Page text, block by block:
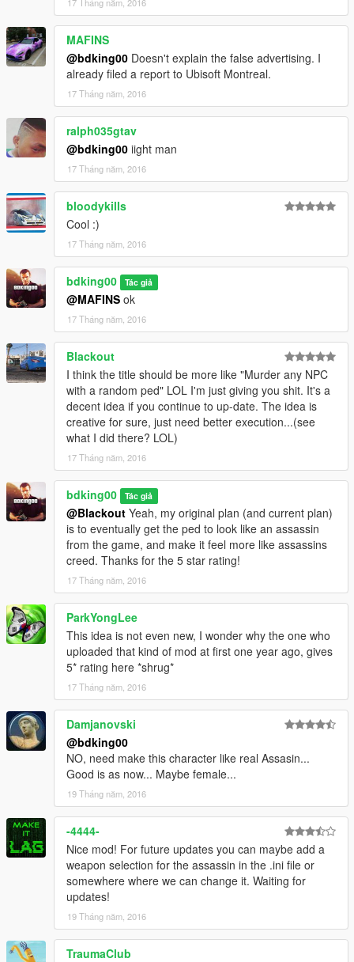
MAFINS
@bdking00 Doesn't explain the false advertising. I
already filed a report to Ubisoft Montreal.
17 Tháng năm, 2016
ralph035gtav
@bdking00 iight man
17 Tháng năm, 2016
bloodykills
Cool :)
17 Tháng năm, 2016
bdking00 Tác giả
@MAFINS ok
17 Tháng năm, 2016
Blackout
I think the title should be more like "Murder any NPC
with a random ped" LOL I'm just giving you shit. It's a
decent idea if you continue to up-date. The idea is
creative for sure, just need better execution...(see
what I did there? LOL)
17 Tháng năm, 2016
bdking00 Tác giả
@Blackout Yeah, my original plan (and current plan)
is to eventually get the ped to look like an assassin
from the game, and make it feel more like assassins
creed. Thanks for the 5 star rating!
17 Tháng năm, 2016
ParkYongLee
This idea is not even new, I wonder why the one who
uploaded that kind of mod at first one year ago, gives
5* rating here *shrug*
17 Tháng năm, 2016
Damjanovski
@bdking00
NO, need make this character like real Assasin...
Good is as now... Maybe female...
19 Tháng năm, 2016
-4444-
Nice mod! For future updates you can maybe add a
weapon selection for the assassin in the .ini file or
somewhere where we can change it. Waiting for
updates!
19 Tháng năm, 2016
TraumaClub